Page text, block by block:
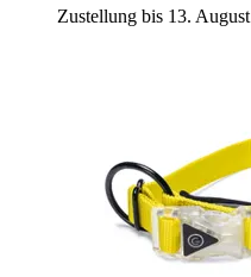
Zustellung bis 13. August